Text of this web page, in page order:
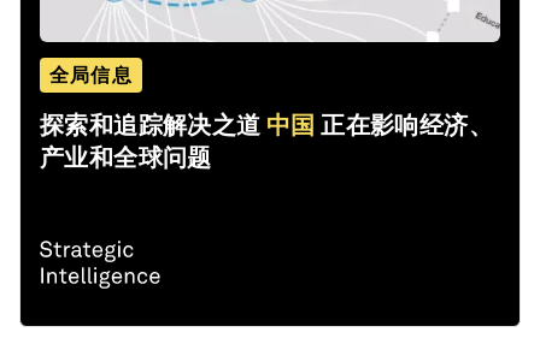
全局信息
探索和追踪解决之道 中国 正在影响经济、
产业和全球问题